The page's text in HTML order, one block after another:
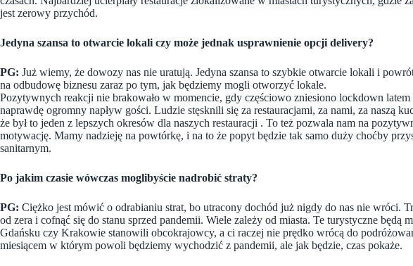
jest zerowy przychód.
Jedyna szansa to otwarcie lokali czy może jednak usprawnienie opcji delivery?
PG: Już wiemy, że dowozy nas nie uratują. Jedyna szansa to szybkie otwarcie lokali i
na odbudowę biznesu zaraz po tym, jak będziemy mogli otworzyć lokale.
Pozytywnych reakcji nie brakowało w momencie, gdy częściowo zniesiono lockdown
naprawdę ogromny napływ gości. Ludzie stęsknili się za restauracjami, za nami, za naszą
że był to jeden z lepszych okresów dla naszych restauracji . To też pozwala nam na
motywację. Mamy nadzieję na powtórkę, i na to że popyt będzie tak samo duży choćby
sanitarnym.
Po jakim czasie wówczas moglibyście nadrobić straty?
PG: Ciężko jest mówić o odrabianiu strat, bo utracony dochód już nigdy do nas nie wróci.
od zera i cofnąć się do stanu sprzed pandemii. Wiele zależy od miasta. Te turystyczne będą
Gdańsku czy Krakowie stanowili obcokrajowcy, a ci raczej nie prędko wrócą do
miesiącem w którym powoli będziemy wychodzić z pandemii, ale jak będzie, czas pokaże.